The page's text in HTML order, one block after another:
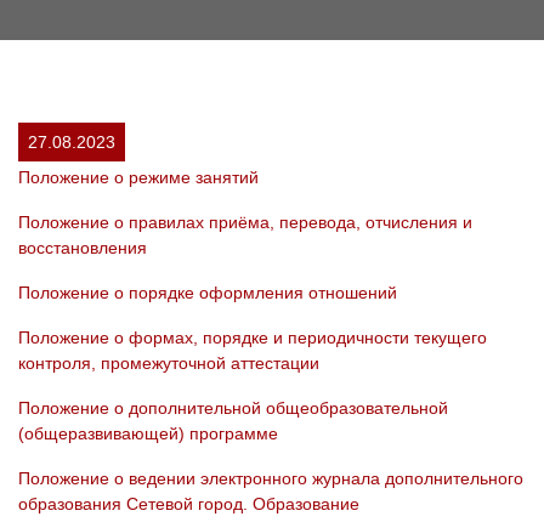
27.08.2023
Положение о режиме занятий
Положение о правилах приёма, перевода, отчисления и
восстановления
Положение о порядке оформления отношений
Положение о формах, порядке и периодичности текущего
контроля, промежуточной аттестации
Положение о дополнительной общеобразовательной
(общеразвивающей) программе
Положение о ведении электронного журнала дополнительного
образования Сетевой город. Образование